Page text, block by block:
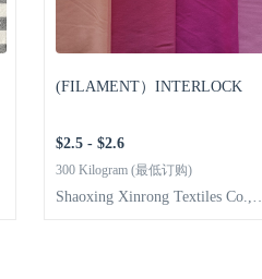
(FILAMENT）INTERLOCK
$2.5 - $2.6
300 Kilogram (最低订购)
Shaoxing Xinrong Textiles